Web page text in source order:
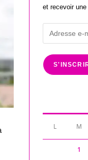
et recevoir
Adresse
e-
mail
L M
1